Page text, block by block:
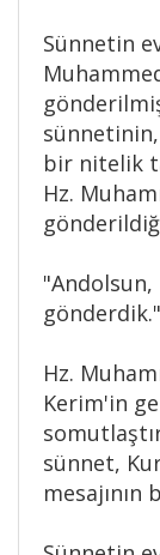
Sünnetin
sünnetinin,
bir nitelik
Hz.
Hz.
Kerim'in
sünnet,